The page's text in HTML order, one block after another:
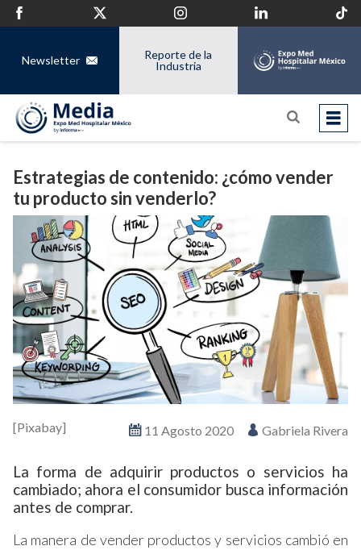
Newsletter
Reporte de la
Industria
Estrategias de contenido: ¿cómo vender
tu producto sin venderlo?
11 Agosto 2020 Gabriela Rivera
[Pixabay]
La forma de adquirir productos o servicios ha
cambiado; ahora el consumidor busca información
antes de comprar.
La manera de vender productos y servicios cambió en